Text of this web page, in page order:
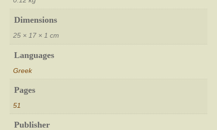
Dimensions
25 × 17 × 1 cm
Languages
Greek
Pages
51
Publisher